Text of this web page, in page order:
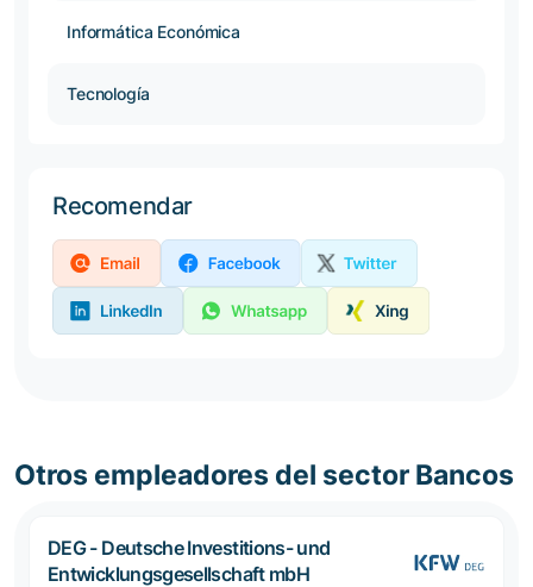
Informática Económica
Tecnología
Recomendar
Otros empleadores del sector Bancos
DEG - Deutsche Investitions- und
Entwicklungsgesellschaft mbH